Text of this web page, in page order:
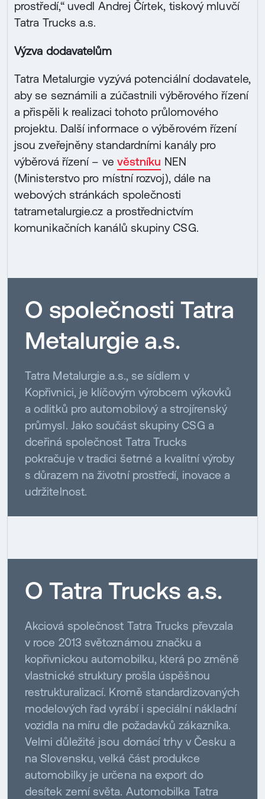
prostředí,“ uvedl Andrej Čírtek, tiskový mluvčí
Tatra Trucks a.s.
Výzva dodavatelům
Tatra Metalurgie vyzývá potenciální dodavatele,
aby se seznámili a zúčastnili výběrového řízení
a přispěli k realizaci tohoto průlomového
projektu. Další informace o výběrovém řízení
jsou zveřejněny standardními kanály pro
výběrová řízení – ve věstníku NEN
(Ministerstvo pro místní rozvoj), dále na
webových stránkách společnosti
tatrametalurgie.cz a prostřednictvím
komunikačních kanálů skupiny CSG.
O společnosti Tatra
Metalurgie a.s.
Tatra Metalurgie a.s., se sídlem v
Kopřivnici, je klíčovým výrobcem výkovků
a odlitků pro automobilový a strojírenský
průmysl. Jako součást skupiny CSG a
dceřiná společnost Tatra Trucks
pokračuje v tradici šetrné a kvalitní výroby
s důrazem na životní prostředí, inovace a
udržitelnost.
O Tatra Trucks a.s.
Akciová společnost Tatra Trucks převzala
v roce 2013 světoznámou značku a
kopřivnickou automobilku, která po změně
vlastnické struktury prošla úspěšnou
restrukturalizací. Kromě standardizovaných
modelových řad vyrábí i speciální nákladní
vozidla na míru dle požadavků zákazníka.
Velmi důležité jsou domácí trhy v Česku a
na Slovensku, velká část produkce
automobilky je určena na export do
desítek zemí světa. Automobilka Tatra